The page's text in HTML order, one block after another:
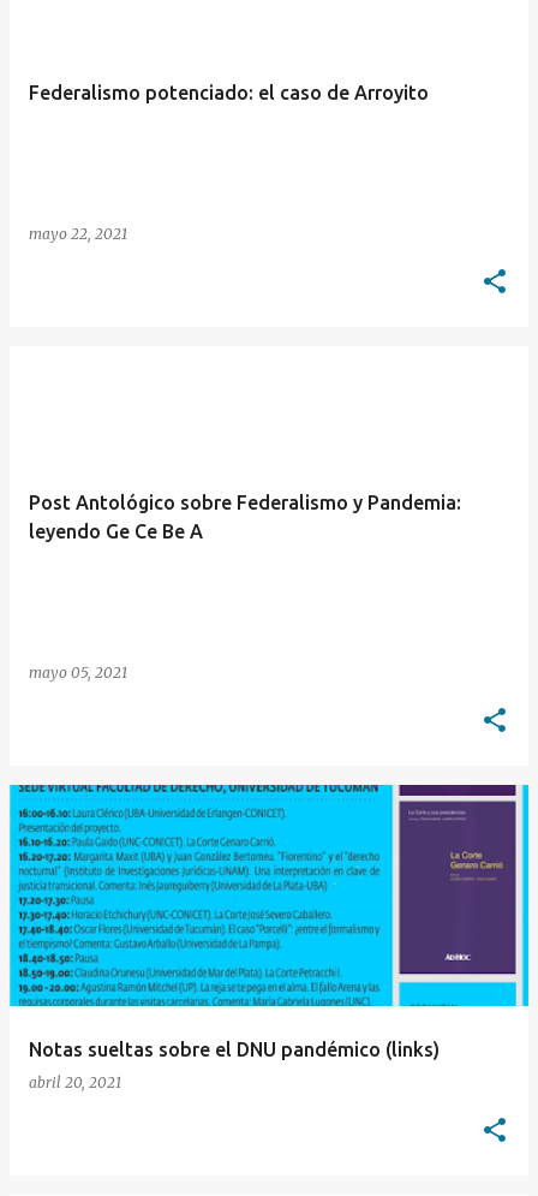
Federalismo potenciado: el caso de Arroyito
mayo 22, 2021
Post Antológico sobre Federalismo y Pandemia:
leyendo Ge Ce Be A
mayo 05, 2021
Notas sueltas sobre el DNU pandémico (links)
abril 20, 2021